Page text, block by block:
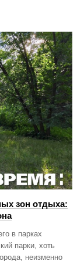
зон отдыха:
в парках
парки, хоть
неизменно